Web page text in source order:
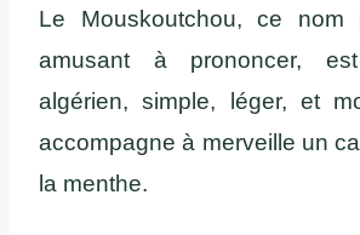
Le Mouskoutchou, ce nom
amusant à prononcer,
algérien, simple, léger, et
accompagne à merveille un
la menthe.